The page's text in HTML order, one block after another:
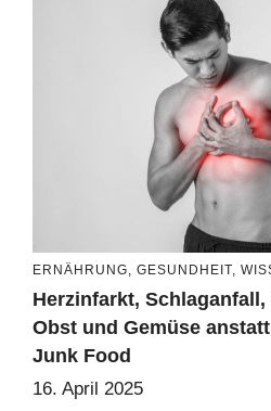
ERNÄHRUNG GESUNDHEIT
Herzinfarkt,
Obst und Gemüse
Junk Food
16. April 2025